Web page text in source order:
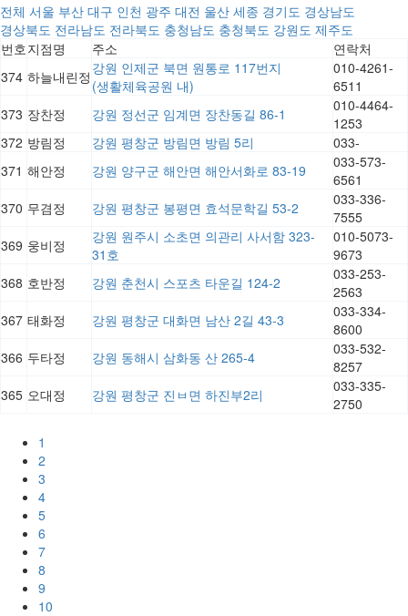
전체 서울 부산 대구 인천 광주 대전 울산 세종 경기도 경상남도
경상북도 전라남도 전라북도 충청남도 충청북도 강원도 제주도
번호지점명 주소
연락처
374 하늘내린정 강원 인제군 북면 원통로 117번지
(생활체육공원 내)
010-4261-
6511
373 장찬정 강원 정선군 임계면 장찬동길 86-1
010-4464-
1253
372 방림정 강원 평창군 방림면 방림 5리
033-
371 해안정 강원 양구군 해안면 해안서화로 83-19
033-573-
6561
370 무겸정 강원 평창군 봉평면 효석문학길 53-2
033-336-
7555
369 웅비정
강원 원주시 소초면 의관리 사서함 323-
31호
010-5073-
9673
368 호반정 강원 춘천시 스포츠 타운길 124-2
033-253-
2563
367 태화정 강원 평창군 대화면 남산 2길 43-3
033-334-
8600
366 두타정 강원 동해시 삼화동 산 265-4
033-532-
8257
365 오대정 강원 평창군 진ㅂ면 하진부2리
033-335-
2750
1
2
3
4
5
6
7
8
9
10